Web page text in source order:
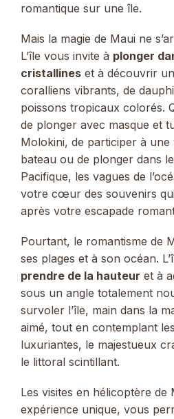
romantique sur une île.
Mais la magie de Maui ne
L’île vous invite à plonger
cristallines et à découvrir
coralliens vibrants, de
poissons tropicaux colorés.
de plonger avec masque et
Molokini, de participer à une
bateau ou de plonger dans
Pacifique, les vagues de
votre cœur des souvenirs
après votre escapade
Pourtant, le romantisme de
ses plages et à son océan.
prendre de la hauteur et à
sous un angle totalement
survoler l’île, main dans la
aimé, tout en contemplant
luxuriantes, le majestueux
le littoral scintillant.
Les visites en hélicoptère de
expérience unique, vous